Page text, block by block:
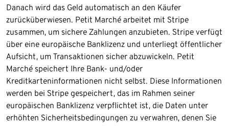
Danach wird das Geld automatisch an den Käufer
zurücküberwiesen. Petit Marché arbeitet mit Stripe
zusammen, um sichere Zahlungen anzubieten. Stripe verfügt
über eine europäische Banklizenz und unterliegt öffentlicher
Aufsicht, um Transaktionen sicher abzuwickeln. Petit
Marché speichert Ihre Bank- und/oder
Kreditkarteninformationen nicht selbst. Diese Informationen
werden bei Stripe gespeichert, das im Rahmen seiner
europäischen Banklizenz verpflichtet ist, die Daten unter
erhöhten Sicherheitsbedingungen zu verwahren, denen Sie